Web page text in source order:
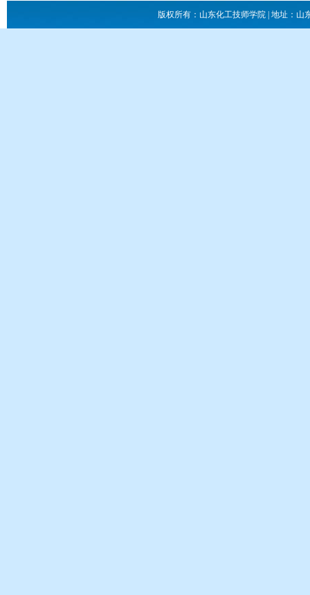
版权所有：山东化工技师学院 | 地址：山